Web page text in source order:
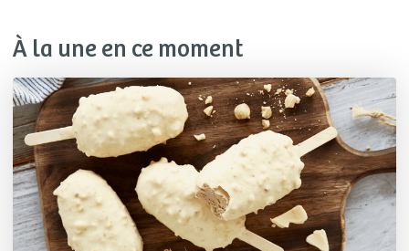
À la une en ce moment